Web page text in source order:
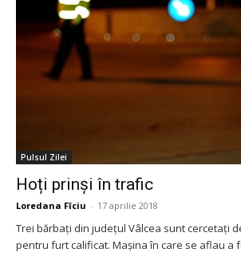
Pulsul Zilei
Hoți prinși în trafic
Loredana Fîciu - 17 aprilie 2018
Trei bărbați din județul Vâlcea sunt cercetați
pentru furt calificat. Mașina în care se aflau a